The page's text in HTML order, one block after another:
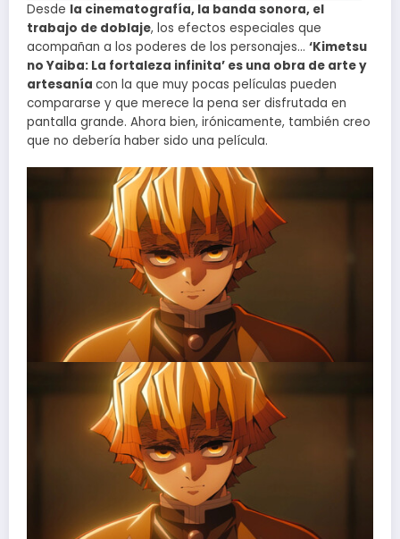
Desde la cinematografía, la banda sonora, el
trabajo de doblaje, los efectos especiales que
acompañan a los poderes de los personajes… ‘Kimetsu
no Yaiba: La fortaleza infinita’ es una obra de arte y
artesanía con la que muy pocas películas pueden
compararse y que merece la pena ser disfrutada en
pantalla grande. Ahora bien, irónicamente, también creo
que no debería haber sido una película.